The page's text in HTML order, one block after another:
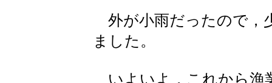
外が小雨だったので，
ました。
いよいよ，これから漁